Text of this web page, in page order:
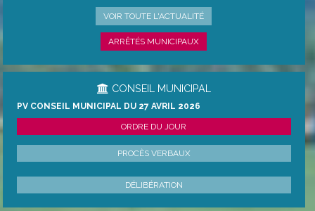
ARRÊTÉ PRÉFECTORAL DU 21/06/2026 TEMPO ...
VOIR TOUTE L'ACTUALITÉ
ARRÊTÉS MUNICIPAUX
CONSEIL MUNICIPAL
PV CONSEIL MUNICIPAL DU 27 AVRIL 2026
ORDRE DU JOUR
PROCÈS VERBAUX
DÉLIBÉRATION